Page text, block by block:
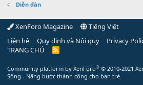
Diễn đàn
XenForo Magazine
Tiếng Việt
Liên hệ
Quy định và Nội quy Privacy
TRANG CHỦ
R
Community platform by XenForo® © 2010-2021
Sống - Nâng bước thành công cho bạn trẻ.